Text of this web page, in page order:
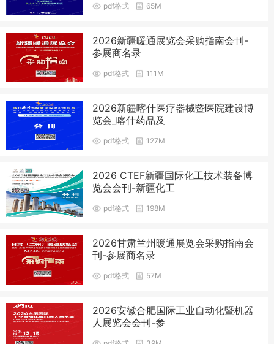
pdf格式 65M
2026新疆暖通展览会采购指南会刊-
参展商名录
pdf格式 111M
2026新疆喀什医疗器械暨医院建设博
览会_喀什药品及
pdf格式 127M
2026 CTEF新疆国际化工技术装备博
览会会刊-新疆化工
pdf格式 198M
2026甘肃兰州暖通展览会采购指南会
刊-参展商名录
pdf格式 57M
2026安徽合肥国际工业自动化暨机器
人展览会会刊-参